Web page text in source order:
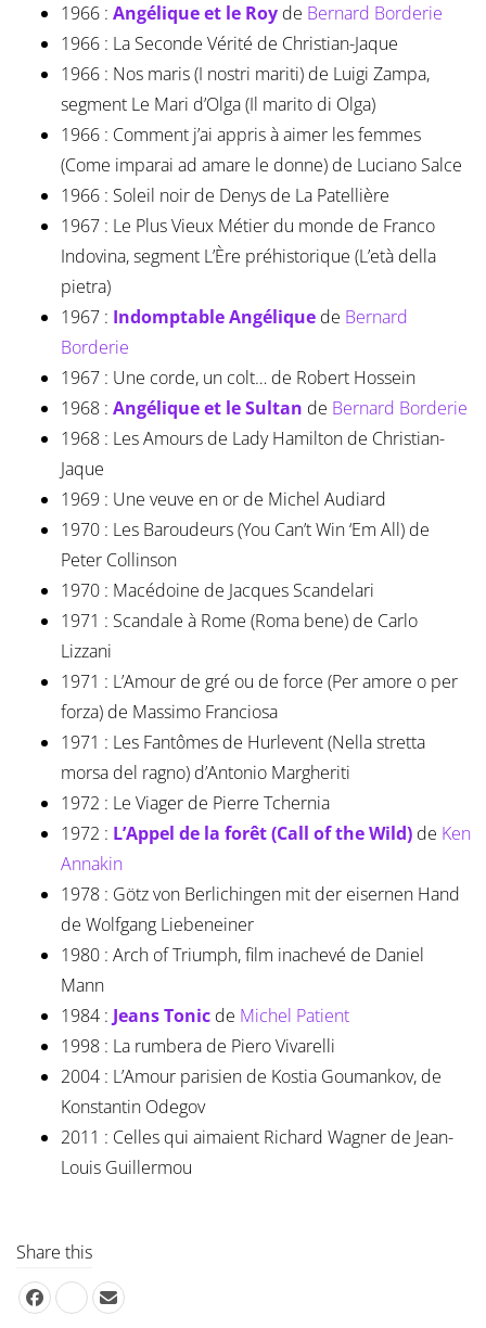
1966 : Angélique et le Royde Bernard Borderie
1966 : La Seconde Vérité de Christian-Jaque
1966 : Nos maris (I nostri mariti) de Luigi Zampa,
segment Le Mari d’Olga (Il marito di Olga)
1966 : Comment j’ai appris à aimer les femmes
(Come imparai ad amare le donne) de Luciano Salce
1966 : Soleil noir de Denys de La Patellière
1967 : Le Plus Vieux Métier du monde de Franco
Indovina, segment L’Ère préhistorique (L’età della
pietra)
1967 : Indomptable Angéliquede Bernard
Borderie
1967 : Une corde, un colt… de Robert Hossein
1968 : Angélique et le Sultan de Bernard Borderie
1968 : Les Amours de Lady Hamilton de Christian-
Jaque
1969 : Une veuve en or de Michel Audiard
1970 : Les Baroudeurs (You Can’t Win ‘Em All) de
Peter Collinson
1970 : Macédoine de Jacques Scandelari
1971 : Scandale à Rome (Roma bene) de Carlo
Lizzani
1971 : L’Amour de gré ou de force (Per amore o per
forza) de Massimo Franciosa
1971 : Les Fantômes de Hurlevent (Nella stretta
morsa del ragno) d’Antonio Margheriti
1972 : Le Viager de Pierre Tchernia
1972 : L’Appel de la forêt (Call of the Wild)de Ken
Annakin
1978 : Götz von Berlichingen mit der eisernen Hand
de Wolfgang Liebeneiner
1980 : Arch of Triumph, film inachevé de Daniel
Mann
1984 : Jeans Tonicde Michel Patient
1998 : La rumbera de Piero Vivarelli
2004 : L’Amour parisien de Kostia Goumankov, de
Konstantin Odegov
2011 : Celles qui aimaient Richard Wagner de Jean-
Louis Guillermou
Share this